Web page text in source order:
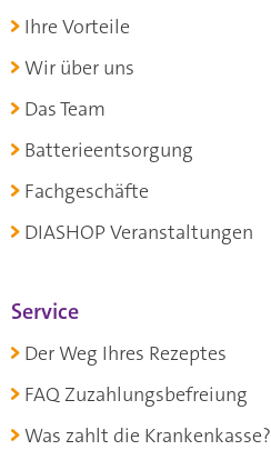
Ihre Vorteile
Wir über uns
Das Team
Batterieentsorgung
Fachgeschäfte
DIASHOP Veranstaltungen
Service
Der Weg Ihres Rezeptes
FAQ Zuzahlungsbefreiung
Was zahlt die Krankenkasse?